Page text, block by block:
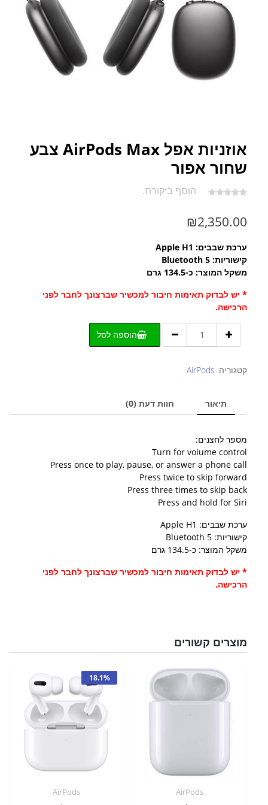
אוזניות אפל AirPods Max צבע
שחור אפור
הוסף ביקורת.
₪2,350.00
ערכת שבבים: Apple H1
קישוריות: Bluetooth 5
משקל המוצר: כ-134.5 גרם
* יש לבדוק תאימות חיבור למכשיר שברצונך לחבר לפני
הרכישה.
אפל
שחור
הוספה לסל
קטגוריה: AirPods
תיאור חוות דעת (0)
מספר לחצנים:
Turn for volume control
Press once to play, pause, or answer a phone call
Press twice to skip forward
Press three times to skip back
Press and hold for Siri
ערכת שבבים: Apple H1
קישוריות: Bluetooth 5
משקל המוצר: כ-134.5 גרם
* יש לבדוק תאימות חיבור למכשיר שברצונך לחבר לפני
הרכישה.
מוצרים קשורים
AirPods
18.1%
AirPods